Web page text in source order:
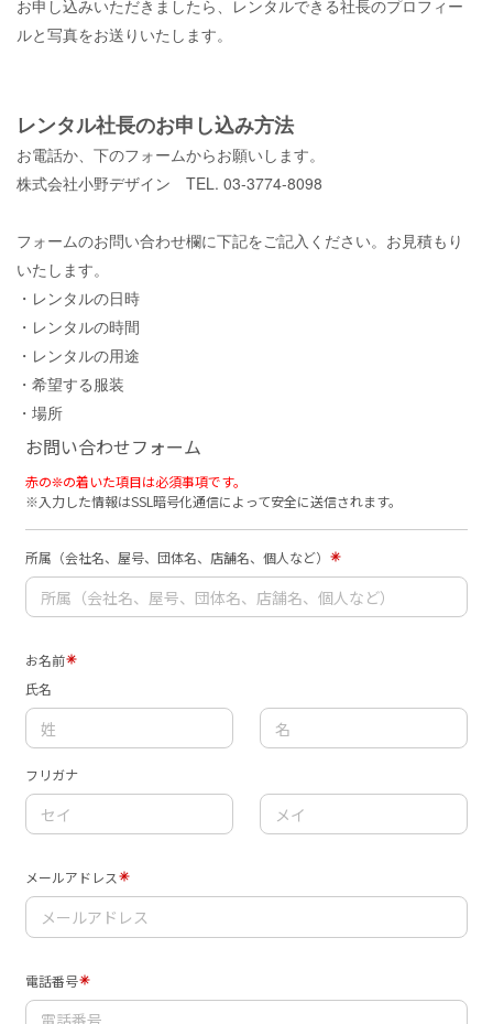
お申し込みいただきましたら、レンタルできる社長のプロフィー
ルと写真をお送りいたします。
レンタル社長のお申し込み方法
お電話か、下のフォームからお願いします。
株式会社小野デザイン TEL. 03-3774-8098
フォームのお問い合わせ欄に下記をご記入ください。お見積もり
いたします。
・レンタルの日時
・レンタルの時間
・レンタルの用途
・希望する服装
・場所